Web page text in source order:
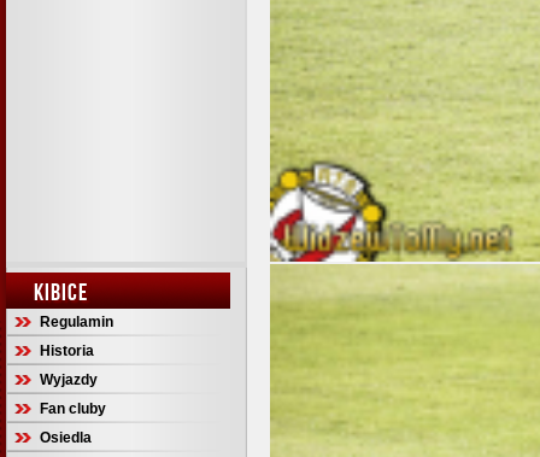
KIBICE
Regulamin
Historia
Wyjazdy
Fan cluby
Osiedla